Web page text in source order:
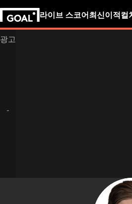
라이브 스코어 최신이적 컬